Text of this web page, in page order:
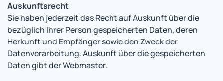
Auskunftsrecht
Sie haben jederzeit das Recht auf Auskunft über die
bezüglich Ihrer Person gespeicherten Daten, deren
Herkunft und Empfänger sowie den Zweck der
Datenverarbeitung. Auskunft über die gespeicherten
Daten gibt der Webmaster.